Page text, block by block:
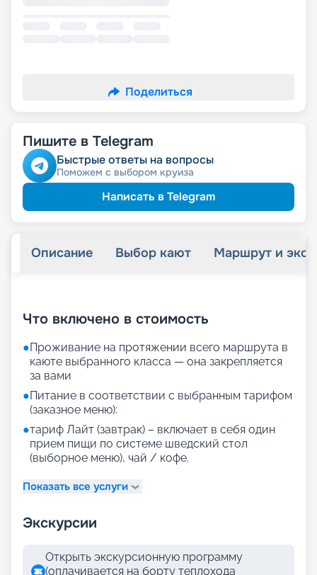
Поделиться
Пишите в Telegram
Быстрые ответы на вопросы
Поможем с выбором круиза
Написать в Telegram
Описание Выбор кают Маршрут и
Что включено в стоимость
●Проживание на протяжении всего маршрута в
каюте выбранного класса — она закрепляется
за вами
●Питание в соответствии с выбранным тарифом
(заказное меню):
●тариф Лайт (завтрак) – включает в себя один
прием пищи по системе шведский стол
(выборное меню), чай / кофе.
Показать все услуги
Экскурсии
Открыть экскурсионную программу
(оплачивается на борту теплохода